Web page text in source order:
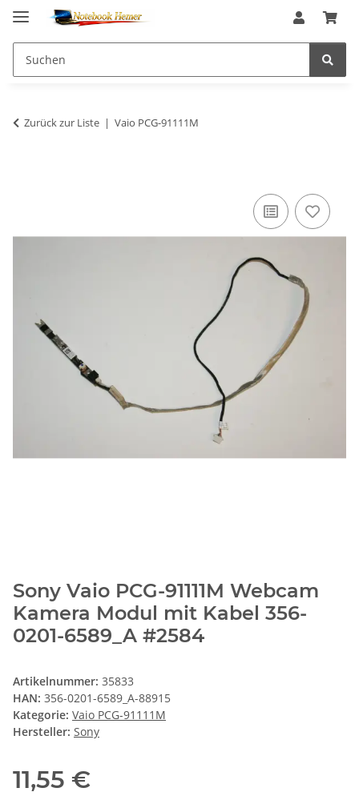
Zurück zur Liste Vaio PCG-91111M
Sony Vaio PCG-91111M Webcam
Kamera Modul mit Kabel 356-
0201-6589_A #2584
Artikelnummer: 35833
HAN: 356-0201-6589_A-88915
Kategorie: Vaio PCG-91111M
Hersteller: Sony
11,55 €